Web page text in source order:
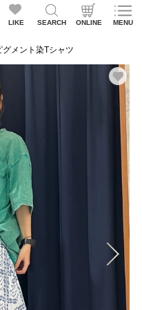
LIKE SEARCH ONLINE MENU
グメント染Tシャツ